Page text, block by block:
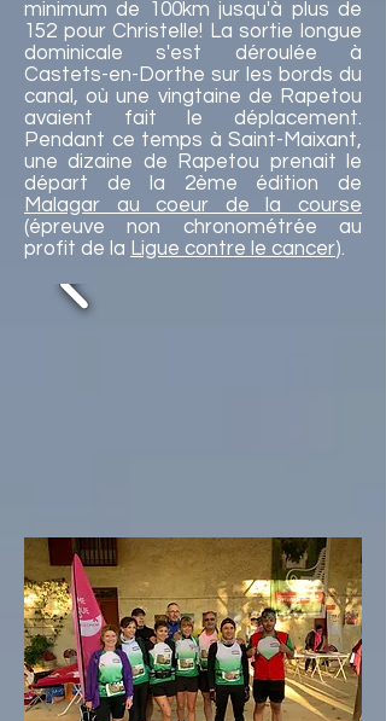
minimum de 100km jusqu'à plus de
152 pour Christelle! La sortie longue
dominicale s'est déroulée à
Castets-en-Dorthe sur les bords du
canal, où une vingtaine de Rapetou
avaient fait le déplacement.
Pendant ce temps à Saint-Maixant,
une dizaine de Rapetou prenait le
départ de la 2ème édition de
Malagar au coeur de la course
(épreuve non chronométrée au
profit de la Ligue contre le cancer).